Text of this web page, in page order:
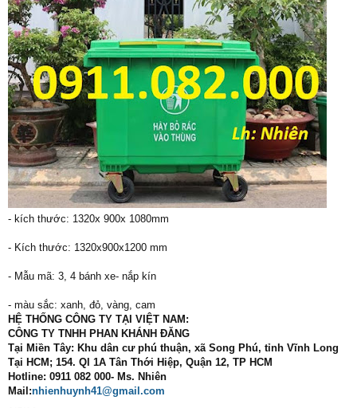
- kích thước: 1320x 900x 1080mm
- Kích thước: 1320x900x1200 mm
- Mẫu mã: 3, 4 bánh xe- nắp kín
- màu sắc: xanh, đỏ, vàng, cam
HỆ THỐNG CÔNG TY TẠI VIỆT NAM:
CÔNG TY TNHH PHAN KHÁNH ĐĂNG
Tại Miền Tây: Khu dân cư phú thuận, xã Song Phú, tỉnh Vĩnh Long
Tại HCM; 154. Ql 1A Tân Thới Hiệp, Quận 12, TP HCM
Hotline: 0911 082 000- Ms. Nhiên
Mail:nhienhuynh41@gmail.com